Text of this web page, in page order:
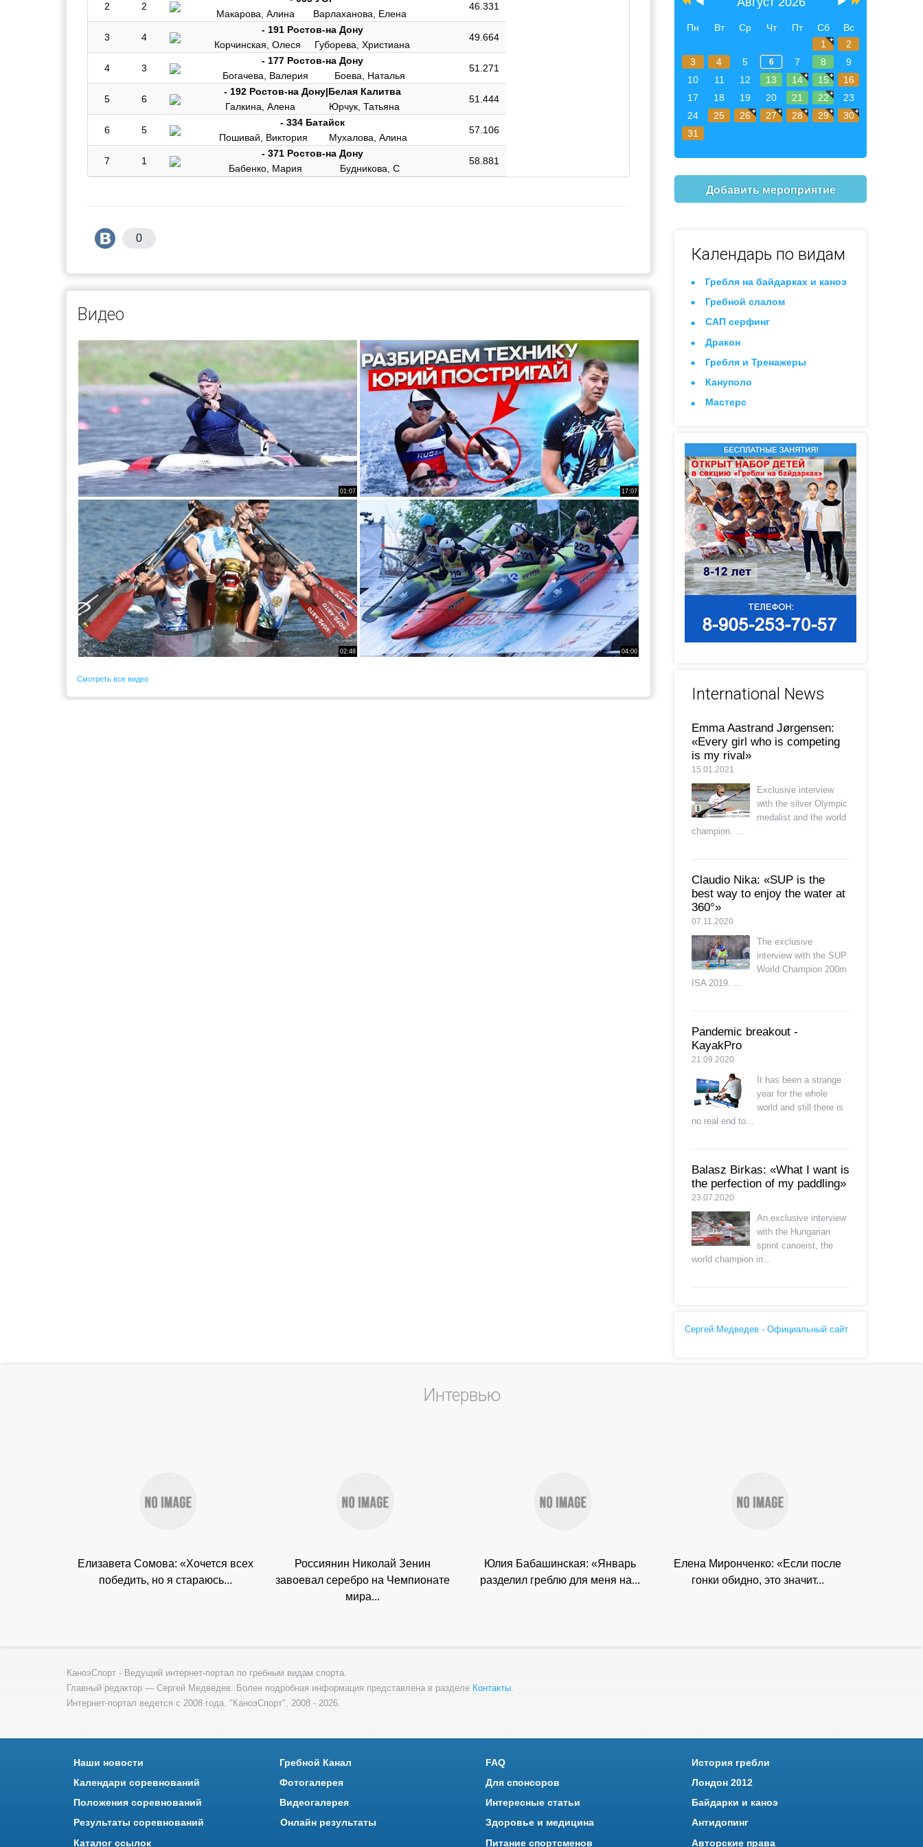
2 2
Макарова, Алина
Варлаханова, Елена
46.331
3 4
- 191 Ростов-на Дону
Корчинская, Олеся
Губорева, Христиана
49.664
4 3
- 177 Ростов-на Дону
Богачева, Валерия
Боева, Наталья
51.271
5 6
- 192 Ростов-на Дону|Белая Калитва
Галкина, Алена
Юрчук, Татьяна
51.444
6 5
- 334 Батайск
Пошивай, Виктория
Мухалова, Алина
57.106
7 1
- 371 Ростов-на Дону
Бабенко, Мария
Будникова, С
58.881
0
Видео
01:07 17:07
02:48 04:00
Смотреть все видео
Пн Вт Ср Чт Пт Сб
Вс
1
2
3
4 5 6 7 8
9
10
11 12 13 14 15
16
17
18 19 20 21 22
23
24
25 26 27 28 29
30
31
Добавить мероприятие
Календарь по видам
Гребля на байдарках и каноэ
Гребной слалом
САП серфинг
Дракон
Гребля и Тренажеры
Кануполо
Мастерс
International News
Emma Aastrand Jørgensen:
«Every girl who is competing
is my rival»
15.01.2021
Exclusive interview
with the silver Olympic
medalist and the world
champion. ...
Claudio Nika: «SUP is the
best way to enjoy the water at
360°»
07.11.2020
The exclusive
interview with the SUP
World Champion 200m
ISA 2019. ...
Pandemic breakout -
KayakPro
21.09.2020
It has been a strange
year for the whole
world and still there is
no real end to...
Balasz Birkas: «What I want is
the perfection of my paddling»
23.07.2020
An exclusive interview
with the Hungarian
sprint canoeist, the
world champion in...
Сергей Медведев - Официальный сайт
Интервью
Елизавета Сомова: «Хочется всех
победить, но я стараюсь...
Россиянин Николай Зенин
завоевал серебро на Чемпионате
мира...
Юлия Бабашинская: «Январь
разделил греблю для меня на...
Елена Миронченко: «Если после
гонки обидно, это значит...
КаноэСпорт - Ведущий интернет-портал по гребным видам спорта.
Главный редактор — Сергей Медведев. Более подробная информация представлена в разделе Контакты
Интернет-портал ведется с 2008 года. "КаноэСпорт", 2008 - 2026.
Наши новости
Календари соревнований
Положения соревнований
Результаты соревнований
Каталог ссылок
Гребной Канал
Фотогалерея
Видеогалерея
Онлайн результаты
FAQ
Для спонсоров
Интересные статьи
Здоровье и медицина
Питание спортсменов
История гребли
Лондон 2012
Байдарки и каноэ
Антидопинг
Авторские права